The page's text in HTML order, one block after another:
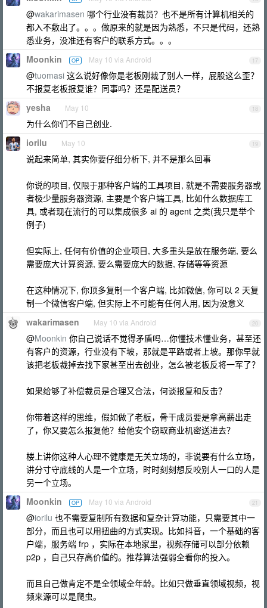
@wakarimasen 哪个行业没有裁员？也不是所有计算机相关的
都入不敷出了。。。做原来的就是因为熟悉，不只是代码，还熟
悉业务，没准还有客户的联系方式。。。
17
Moonkin OP May 10 via Android
@tuomasi 这么说好像你是老板刚裁了别人一样，屁股这么歪？
不报复老板报复谁？同事吗？还是配送员？
18
yesha May 10
为什么你们不自己创业.
19
iorilu May 10
说起来简单, 其实你要仔细分析下, 并不是那么回事
你说的项目, 仅限于那种客户端的工具项目, 就是不需要服务器或
者极少量服务器资源, 主要是个客户端工具, 比如什么数据库工
具, 或者现在流行的可以集成很多 ai 的 agent 之类(我只是举个
例子)
但实际上, 任何有价值的企业项目, 大多重头是放在服务端, 要么
需要庞大计算资源, 要么需要庞大的数据, 存储等等资源
在这种情况下, 你顶多复制一个客户端, 比如微信, 你可以 2 天复
制一个微信客户端, 但实际上不可能有任何人用, 因为没意义
20
wakarimasen May 10 via Android
@Moonkin 你自己说话不觉得矛盾吗…你懂技术懂业务，甚至还
有客户的资源，行业没有下坡，那就是平路或者上坡。那你早就
该把老板裁掉去找下家甚至出去创业，怎么被老板反将一军了？
如果给够了补偿裁员是合理又合法，何谈报复和反击？
你带着这样的思维，假如做了老板，骨干成员要是拿高薪出走
了，你又要怎么报复他？给他安个窃取商业机密送进去？
楼上讲你这种人心理不健康是无关立场的，非说要有什么立场，
讲分寸守底线的人是一个立场，时时刻刻想反咬别人一口的人是
另一个立场。
21
Moonkin OP May 10 via Android
@iorilu 也不需要复制所有数据和复杂计算功能，只需要其中一
部分，而且也可以用扭曲的方式实现。比如抖音，一个基础的客
户端，服务端 frp ，实际在本地家里，视频存储可以部分依赖
p2p ，自己只存高价值的。推荐算法强弱全看你的投入。
而且自己做肯定不是全领域全年龄。比如只做垂直领域视频，视
频来源可以是爬虫。